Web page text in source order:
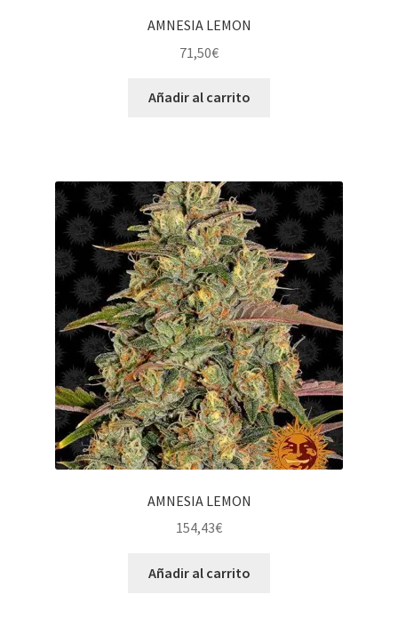
AMNESIA LEMON
71,50€
Añadir al carrito
AMNESIA LEMON
154,43€
Añadir al carrito